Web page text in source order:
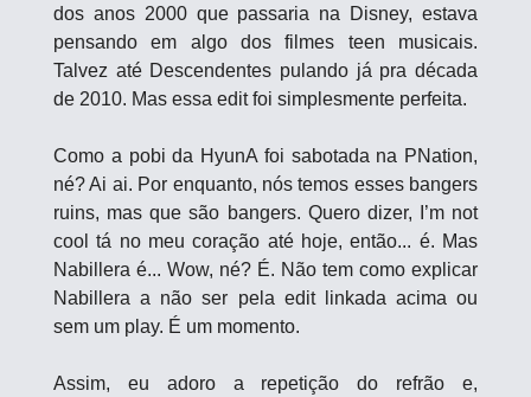
dos anos 2000 que passaria na Disney, estava
pensando em algo dos filmes teen musicais.
Talvez até Descendentes pulando já pra década
de 2010. Mas essa edit foi simplesmente perfeita.
Como a pobi da HyunA foi sabotada na PNation,
né? Ai ai. Por enquanto, nós temos esses bangers
ruins, mas que são bangers. Quero dizer, I’m not
cool tá no meu coração até hoje, então... é. Mas
Nabillera é... Wow, né? É. Não tem como explicar
Nabillera a não ser pela edit linkada acima ou
sem um play. É um momento.
Assim, eu adoro a repetição do refrão e,